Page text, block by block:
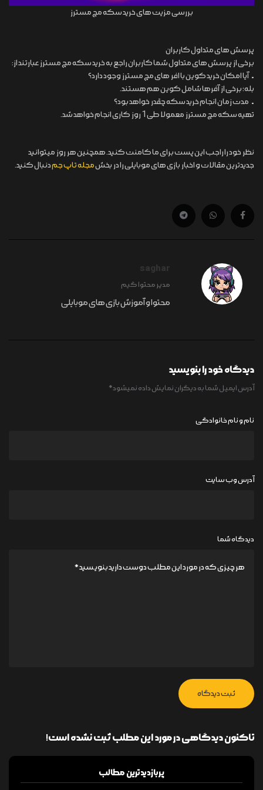
بررسی مزیت های خرید سکه مچ مسترز
پرسش های متداول کاربران
برخی از پرسش های متداول شما کاربران راجع به خرید سکه مچ مسترز عبارتند از:
• آیا امکان خرید کوین با افر های مچ مسترز وجود دارد؟
بله؛ برخی از آفرها شامل کوین هم هستند.
• مدت زمان انجام خرید سکه چقدر خواهد بود؟
تهیه سکه مچ مسترز معمولا طی 1 روز کاری انجام خواهد شد.
نظر خود را راجب این پست برای ما کامنت کنید. همچنین هر روز میتوانید
جدیدترین مقالات و اخبار بازی های موبایلی را در بخشمجله تاپ جمدنبال کنید.
saghar
مدیر محتوا گیم
محتوا و آموزش بازی های موبایلی
دیدگاه خود را بنویسید
آدرس ایمیل شما به دیگران نمایش داده نمیشود*
نام و نام خانوادگی
آدرس وب سایت
دیدگاه شما
ثبت دیدگاه
تاکنون دیدگاهی در مورد این مطلب ثبت نشده است!
پربازدیدترین مطالب